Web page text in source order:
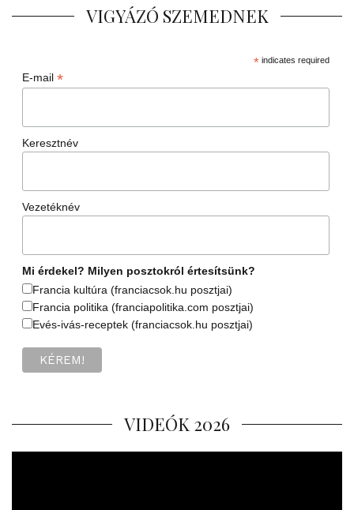
VIGYÁZÓ SZEMEDNEK
*indicates required
E-mail *
Keresztnév
Vezetéknév
Mi érdekel? Milyen posztokról értesítsünk?
Francia kultúra (franciacsok.hu posztjai)
Francia politika (franciapolitika.com posztjai)
Evés-ivás-receptek (franciacsok.hu posztjai)
VIDEÓK 2026